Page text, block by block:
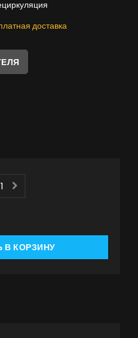
доставка
В КОРЗИНУ